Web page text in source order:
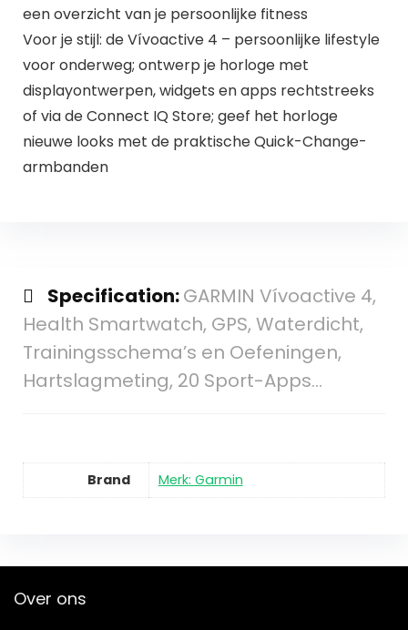
een overzicht van je persoonlijke fitness
Voor je stijl: de Vívoactive 4 – persoonlijke lifestyle
voor onderweg; ontwerp je horloge met
displayontwerpen, widgets en apps rechtstreeks
of via de Connect IQ Store; geef het horloge
nieuwe looks met de praktische Quick-Change-
armbanden
Specification:GARMIN Vívoactive 4,
Health Smartwatch, GPS, Waterdicht,
Trainingsschema’s en Oefeningen,
Hartslagmeting, 20 Sport-Apps…
Brand Merk: Garmin
Over ons